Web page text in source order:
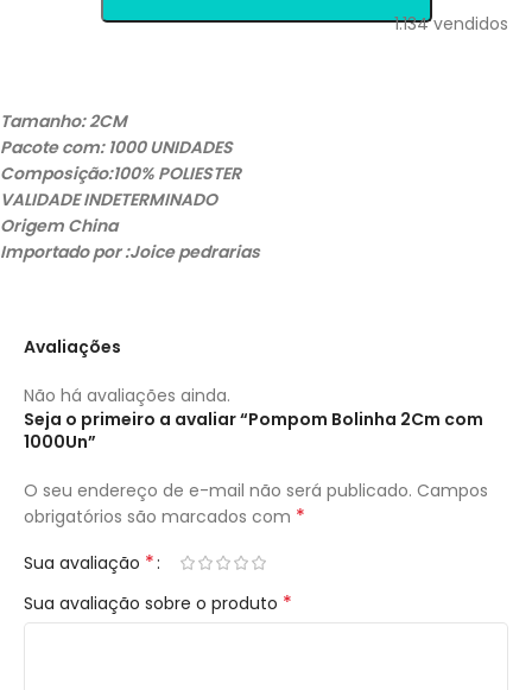
1.134vendidos
Tamanho: 2CM
Pacote com: 1000 UNIDADES
Composição:100% POLIESTER
VALIDADE INDETERMINADO
Origem China
Importado por :Joice pedrarias
Avaliações
Não há avaliações ainda.
Seja o primeiro a avaliar “Pompom Bolinha 2Cm com
1000Un”
O seu endereço de e-mail não será publicado. Campos
obrigatórios são marcados com *
Sua avaliação *
Sua avaliação sobre o produto *